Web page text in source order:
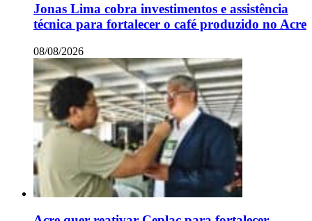
Jonas Lima cobra investimentos e assistência
técnica para fortalecer o café produzido no Acre
08/08/2026